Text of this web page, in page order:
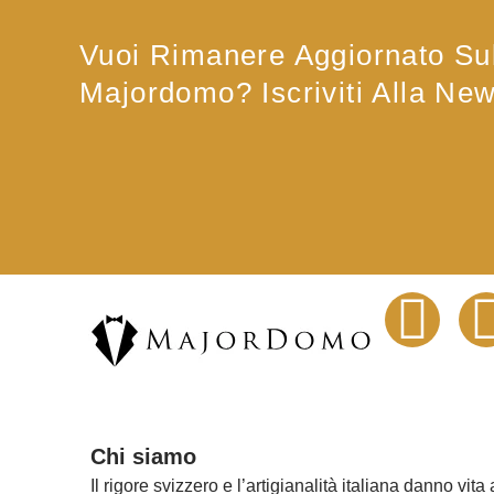
Vuoi Rimanere Aggiornato
Majordomo? Iscriviti Alla
F
Chi siamo
Il rigore svizzero e l’artigianalità italiana danno vita